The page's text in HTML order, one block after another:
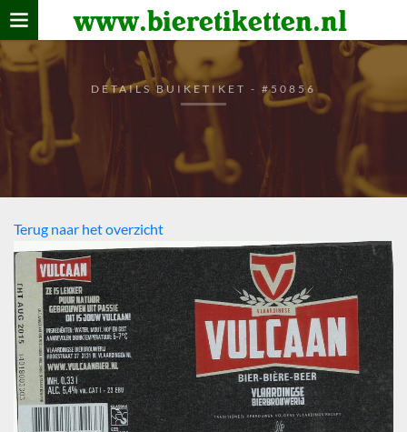
www.bieretiketten.nl
Home
verzamelen
De bierkaart
Bezoekers
DETAILS BUIKETIKET - #50856
Terug naar het overzicht